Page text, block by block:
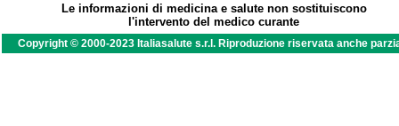
Le informazioni di medicina e salute non sostituiscono
l'intervento del medico curante
Copyright © 2000-2023 Italiasalute s.r.l. Riproduzione riservata anche